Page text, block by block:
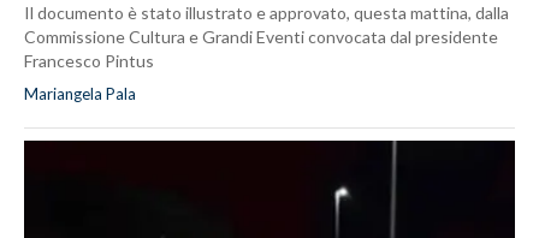
Il documento è stato illustrato e approvato, questa mattina, dalla
Commissione Cultura e Grandi Eventi convocata dal presidente
Francesco Pintus
Mariangela Pala